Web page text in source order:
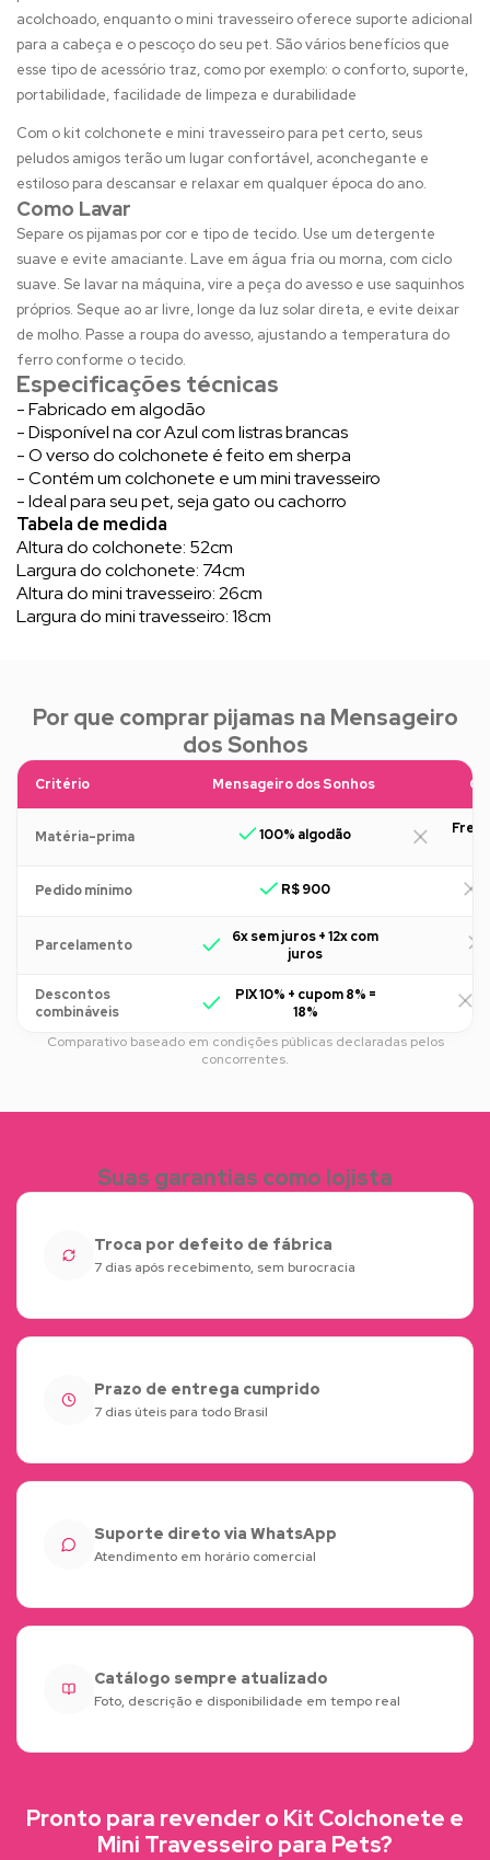
acolchoado, enquanto o mini travesseiro oferece suporte adicional
para a cabeça e o pescoço do seu pet. São vários benefícios que
esse tipo de acessório traz, como por exemplo: o conforto, suporte,
portabilidade, facilidade de limpeza e durabilidade
Com o kit colchonete e mini travesseiro para pet certo, seus
peludos amigos terão um lugar confortável, aconchegante e
estiloso para descansar e relaxar em qualquer época do ano.
Como Lavar
Separe os pijamas por cor e tipo de tecido. Use um detergente
suave e evite amaciante. Lave em água fria ou morna, com ciclo
suave. Se lavar na máquina, vire a peça do avesso e use saquinhos
próprios. Seque ao ar livre, longe da luz solar direta, e evite deixar
de molho. Passe a roupa do avesso, ajustando a temperatura do
ferro conforme o tecido.
Especificações técnicas
- Fabricado em algodão
- Disponível na cor Azul com listras brancas
- O verso do colchonete é feito em sherpa
- Contém um colchonete e um mini travesseiro
- Ideal para seu pet, seja gato ou cachorro
Tabela de medida
Altura do colchonete: 52cm
Largura do colchonete: 74cm
Altura do mini travesseiro: 26cm
Largura do mini travesseiro: 18cm
Por que comprar pijamas na Mensageiro
dos Sonhos
Critério Mensageiro dos Sonhos
Matéria-prima 100% algodão
Pedido mínimo R$ 900
Parcelamento
6x sem juros + 12x com
juros
Descontos
combináveis
PIX 10% + cupom 8% =
18%
Comparativo baseado em condições públicas declaradas pelos
concorrentes.
Suas garantias como lojista
Troca por defeito de fábrica
7 dias após recebimento, sem burocracia
Prazo de entrega cumprido
7 dias úteis para todo Brasil
Suporte direto via WhatsApp
Atendimento em horário comercial
Catálogo sempre atualizado
Foto, descrição e disponibilidade em tempo real
Pronto para revender o Kit Colchonete e
Mini Travesseiro para Pets?